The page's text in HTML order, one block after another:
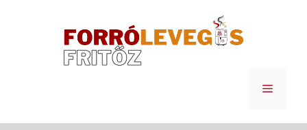
Menü